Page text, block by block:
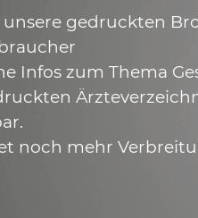
unsere gedruckten
Infos zum Thema
noch mehr